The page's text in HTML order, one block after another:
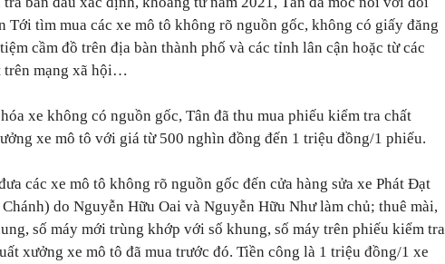
Tới tìm mua các xe mô tô không rõ nguồn gốc, không có giấy đăng
cầm đồ trên địa bàn thành phố và các tỉnh lân cận hoặc từ các
trên mạng xã hội…
xe không có nguồn gốc, Tân đã thu mua phiếu kiểm tra chất
xe mô tô với giá từ 500 nghìn đồng đến 1 triệu đồng/1 phiếu.
các xe mô tô không rõ nguồn gốc đến cửa hàng sửa xe Phát Đạt
do Nguyễn Hữu Oai và Nguyễn Hữu Như làm chủ; thuê mài,
số máy mới trùng khớp với số khung, số máy trên phiếu kiểm tra
xưởng xe mô tô đã mua trước đó. Tiền công là 1 triệu đồng/1 xe